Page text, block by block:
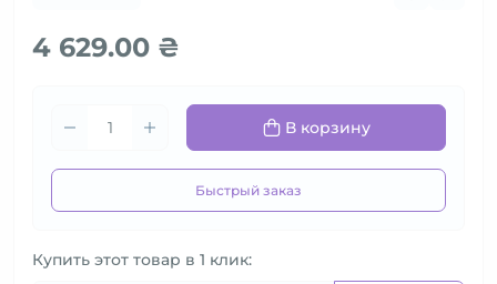
4 629.00 ₴
В корзину
Быстрый заказ
Купить этот товар в 1 клик: